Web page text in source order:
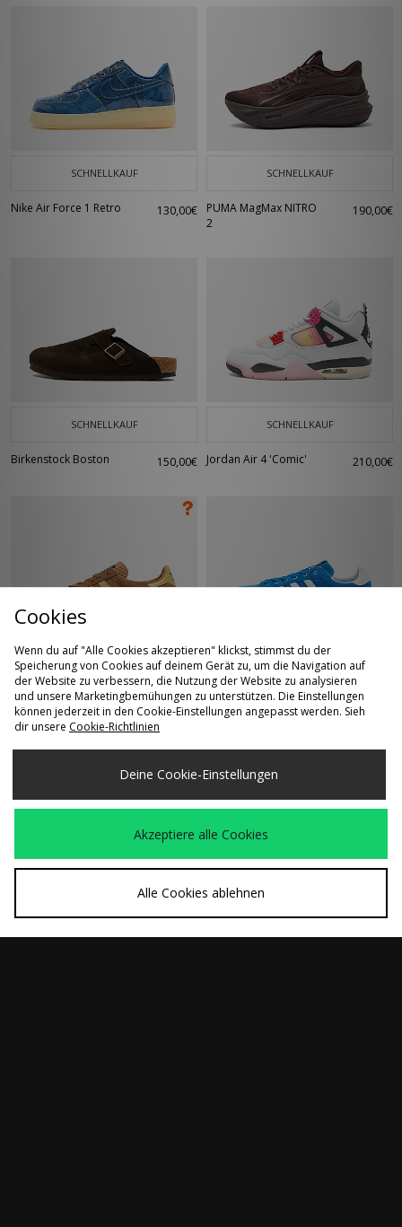
SCHNELLKAUF
Nike Air Force 1 Retro 130,00€
SCHNELLKAUF
PUMA MagMax NITRO
2
190,00€
SCHNELLKAUF
Birkenstock Boston 150,00€
SCHNELLKAUF
Jordan Air 4 'Comic' 210,00€
SCHNELLKAUF
adidas Originals
Torino 'The Torino
Job' - size? exclusive
105,00€
SCHNELLKAUF
adidas Originals Billie
Jean King
110,00€
Cookies
Wenn du auf "Alle Cookies akzeptieren" klickst, stimmst du der
Speicherung von Cookies auf deinem Gerät zu, um die Navigation auf
der Website zu verbessern, die Nutzung der Website zu analysieren
und unsere Marketingbemühungen zu unterstützen. Die Einstellungen
können jederzeit in den Cookie-Einstellungen angepasst werden. Sieh
dir unsere Cookie-Richtlinien
Deine Cookie-Einstellungen
Akzeptiere alle Cookies
Alle Cookies ablehnen